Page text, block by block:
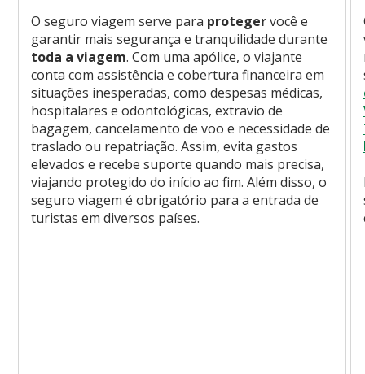
O seguro viagem serve para protegervocê e
garantir mais segurança e tranquilidade durante
toda a viagem. Com uma apólice, o viajante
conta com assistência e cobertura financeira em
situações inesperadas, como despesas médicas,
hospitalares e odontológicas, extravio de
bagagem, cancelamento de voo e necessidade de
traslado ou repatriação. Assim, evita gastos
elevados e recebe suporte quando mais precisa,
viajando protegido do início ao fim. Além disso, o
seguro viagem é obrigatório para a entrada de
turistas em diversos países.